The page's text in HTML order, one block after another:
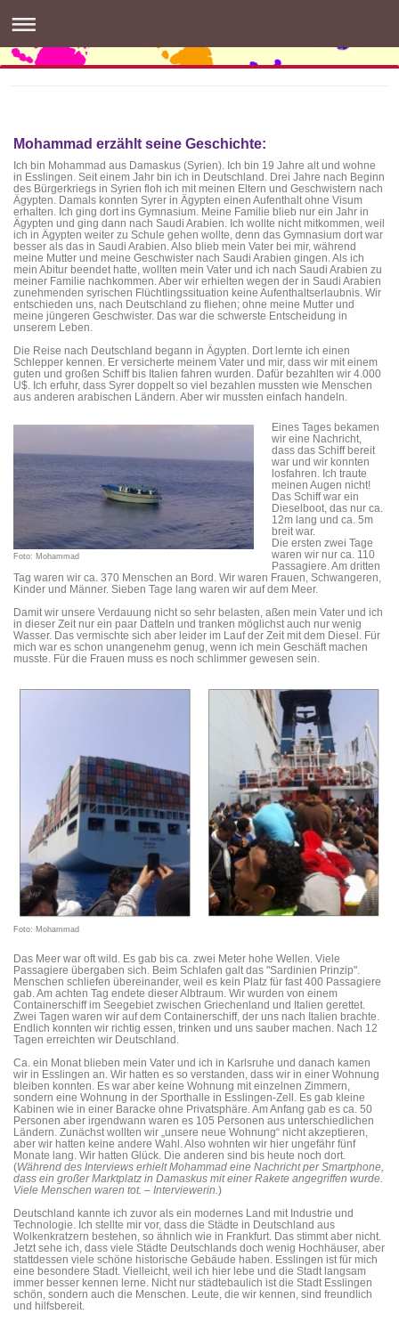
Mohammad erzählt seine Geschichte:
Ich bin Mohammad aus Damaskus (Syrien). Ich bin 19 Jahre alt und wohne
in Esslingen. Seit einem Jahr bin ich in Deutschland. Drei Jahre nach Beginn
des Bürgerkriegs in Syrien floh ich mit meinen Eltern und Geschwistern nach
Ägypten. Damals konnten Syrer in Ägypten einen Aufenthalt ohne Visum
erhalten. Ich ging dort ins Gymnasium. Meine Familie blieb nur ein Jahr in
Ägypten und ging dann nach Saudi Arabien. Ich wollte nicht mitkommen, weil
ich in Ägypten weiter zu Schule gehen wollte, denn das Gymnasium dort war
besser als das in Saudi Arabien. Also blieb mein Vater bei mir, während
meine Mutter und meine Geschwister nach Saudi Arabien gingen. Als ich
mein Abitur beendet hatte, wollten mein Vater und ich nach Saudi Arabien zu
meiner Familie nachkommen. Aber wir erhielten wegen der in Saudi Arabien
zunehmenden syrischen Flüchtlingssituation keine Aufenthaltserlaubnis. Wir
entschieden uns, nach Deutschland zu fliehen; ohne meine Mutter und
meine jüngeren Geschwister. Das war die schwerste Entscheidung in
unserem Leben.
Die Reise nach Deutschland begann in Ägypten. Dort lernte ich einen
Schlepper kennen. Er versicherte meinem Vater und mir, dass wir mit einem
guten und großen Schiff bis Italien fahren wurden. Dafür bezahlten wir 4.000
U$. Ich erfuhr, dass Syrer doppelt so viel bezahlen mussten wie Menschen
aus anderen arabischen Ländern. Aber wir mussten einfach handeln.
Foto: Mohammad
Eines Tages bekamen
wir eine Nachricht,
dass das Schiff bereit
war und wir konnten
losfahren. Ich traute
meinen Augen nicht!
Das Schiff war ein
Dieselboot, das nur ca.
12m lang und ca. 5m
breit war.
Die ersten zwei Tage
waren wir nur ca. 110
Passagiere. Am dritten
Tag waren wir ca. 370 Menschen an Bord. Wir waren Frauen, Schwangeren,
Kinder und Männer. Sieben Tage lang waren wir auf dem Meer.
Damit wir unsere Verdauung nicht so sehr belasten, aßen mein Vater und ich
in dieser Zeit nur ein paar Datteln und tranken möglichst auch nur wenig
Wasser. Das vermischte sich aber leider im Lauf der Zeit mit dem Diesel. Für
mich war es schon unangenehm genug, wenn ich mein Geschäft machen
musste. Für die Frauen muss es noch schlimmer gewesen sein.
Foto: Mohammad
Das Meer war oft wild. Es gab bis ca. zwei Meter hohe Wellen. Viele
Passagiere übergaben sich. Beim Schlafen galt das "Sardinien Prinzip".
Menschen schliefen übereinander, weil es kein Platz für fast 400 Passagiere
gab. Am achten Tag endete dieser Albtraum. Wir wurden von einem
Containerschiff im Seegebiet zwischen Griechenland und Italien gerettet.
Zwei Tagen waren wir auf dem Containerschiff, der uns nach Italien brachte.
Endlich konnten wir richtig essen, trinken und uns sauber machen. Nach 12
Tagen erreichten wir Deutschland.
Ca. ein Monat blieben mein Vater und ich in Karlsruhe und danach kamen
wir in Esslingen an. Wir hatten es so verstanden, dass wir in einer Wohnung
bleiben konnten. Es war aber keine Wohnung mit einzelnen Zimmern,
sondern eine Wohnung in der Sporthalle in Esslingen-Zell. Es gab kleine
Kabinen wie in einer Baracke ohne Privatsphäre. Am Anfang gab es ca. 50
Personen aber irgendwann waren es 105 Personen aus unterschiedlichen
Ländern. Zunächst wollten wir „unsere neue Wohnung“ nicht akzeptieren,
aber wir hatten keine andere Wahl. Also wohnten wir hier ungefähr fünf
Monate lang. Wir hatten Glück. Die anderen sind bis heute noch dort.
(Während des Interviews erhielt Mohammad eine Nachricht per Smartphone,
dass ein großer Marktplatz in Damaskus mit einer Rakete angegriffen wurde.
Viele Menschen waren tot. – Interviewerin. )
Deutschland kannte ich zuvor als ein modernes Land mit Industrie und
Technologie. Ich stellte mir vor, dass die Städte in Deutschland aus
Wolkenkratzern bestehen, so ähnlich wie in Frankfurt. Das stimmt aber nicht.
Jetzt sehe ich, dass viele Städte Deutschlands doch wenig Hochhäuser, aber
stattdessen viele schöne historische Gebäude haben. Esslingen ist für mich
eine besondere Stadt. Vielleicht, weil ich hier lebe und die Stadt langsam
immer besser kennen lerne. Nicht nur städtebaulich ist die Stadt Esslingen
schön, sondern auch die Menschen. Leute, die wir kennen, sind freundlich
und hilfsbereit.